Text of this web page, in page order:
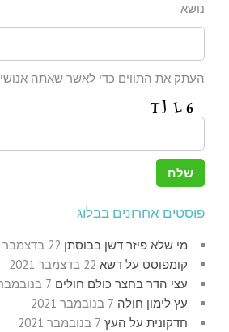
נושא
העתק את התווים כדי לאשר שאתה אנושי
פוסטים אחרונים בבלוג
מי שלא פיזר דשן בבוסתן 22 בדצמבר 2021
קומפוסט על דשא 22 בדצמבר 2021
עצי הדר בחצר כולם חולים 7 בנובמבר 2021
עץ לימון חולה 7 בנובמבר 2021
חדקונית על העץ 7 בנובמבר 2021